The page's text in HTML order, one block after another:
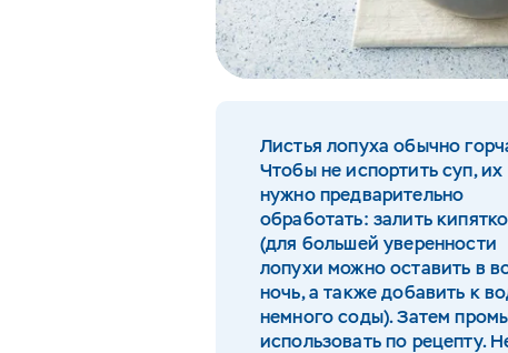
Листья лопуха обычно
Чтобы не испортить суп, их
нужно предварительно
обработать: залить
(для большей уверенности
лопухи можно оставить в
ночь, а также добавить к
немного соды). Затем
использовать по рецепту.